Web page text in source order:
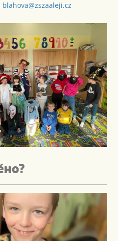
blahova@zszaaleji.cz